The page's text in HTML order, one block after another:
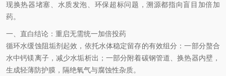
现换热器堵塞、水质发泡、环保超标问题，溯源都指向盲目加倍加
药。
一、直白结论：重启无需统一加倍投药
循环水缓蚀阻垢剂起效，依托水体稳定留存的有效组分：一部分螯合
水中钙镁离子，减少水垢析出；一部分附着碳钢管道、换热器内壁，
生成轻薄防护膜，隔绝氧气与腐蚀性杂质。